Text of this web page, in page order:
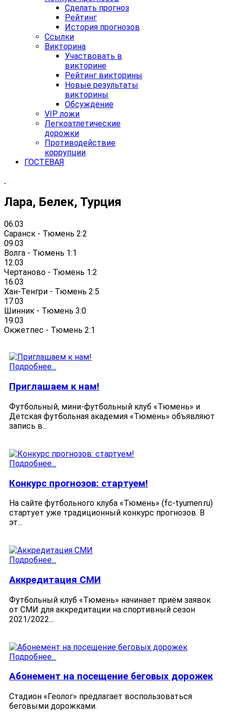
Сделать прогноз
Рейтинг
История прогнозов
Ссылки
Викторина
Участвовать в
викторине
Рейтинг викторины
Новые результаты
викторины
Обсуждение
VIP ложи
Легкоатлетические
дорожки
Противодействие
коррупции
ГОСТЕВАЯ
Лара, Белек, Турция
06.03
Саранск - Тюмень 2:2
09.03
Волга - Тюмень 1:1
12.03
Чертаново - Тюмень 1:2
16.03
Хан-Тенгри - Тюмень 2:5
17.03
Шинник - Тюмень 3:0
19.03
Окжетпес - Тюмень 2:1
Подробнее...
Приглашаем к нам!
Футбольный, мини-футбольный клуб «Тюмень» и
Детская футбольная академия «Тюмень» объявляют
запись в...
Подробнее...
Конкурс прогнозов: стартуем!
На сайте футбольного клуба «Тюмень» (fc-tyumen.ru)
стартует уже традиционный конкурс прогнозов. В
эт...
Подробнее...
Аккредитация СМИ
Футбольный клуб «Тюмень» начинает приём заявок
от СМИ для аккредитации на спортивный сезон
2021/2022...
Подробнее...
Абонемент на посещение беговых дорожек
Стадион «Геолог» предлагает воспользоваться
беговыми дорожками.